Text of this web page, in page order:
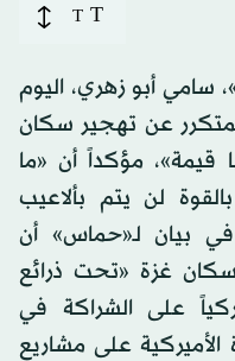
T
T
أبو زهري، اليوم
عن تهجير سكان
مؤكداً أن «ما
لن يتم بألاعيب
بيان لـ«حماس» أن
غزة «تحت ذرائع
على الشراكة في
الأميركية على مشاريع